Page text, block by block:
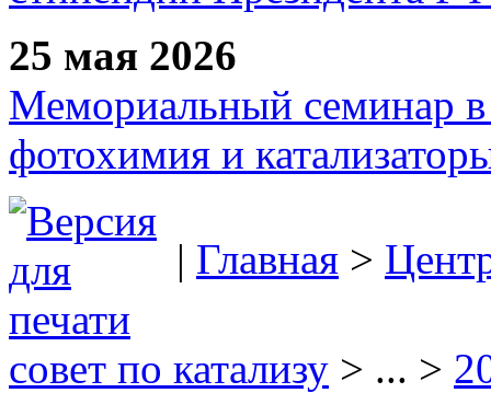
25 мая 2026
Мемориальный семинар в
фотохимия и
| Главная >
совет по катализу > ... >